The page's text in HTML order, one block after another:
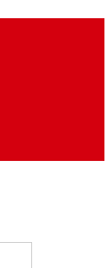
области на сайте